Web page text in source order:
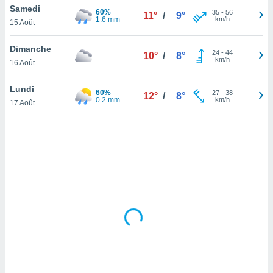
en
de
Samedi
15 Août
60%
1.6 mm
11° / 9° 35- 56
km/h
Dimanche
16 Août
10° / 8° 24- 44
km/h
Lundi
17 Août
60%
0.2 mm
12° / 8° 27- 38
km/h